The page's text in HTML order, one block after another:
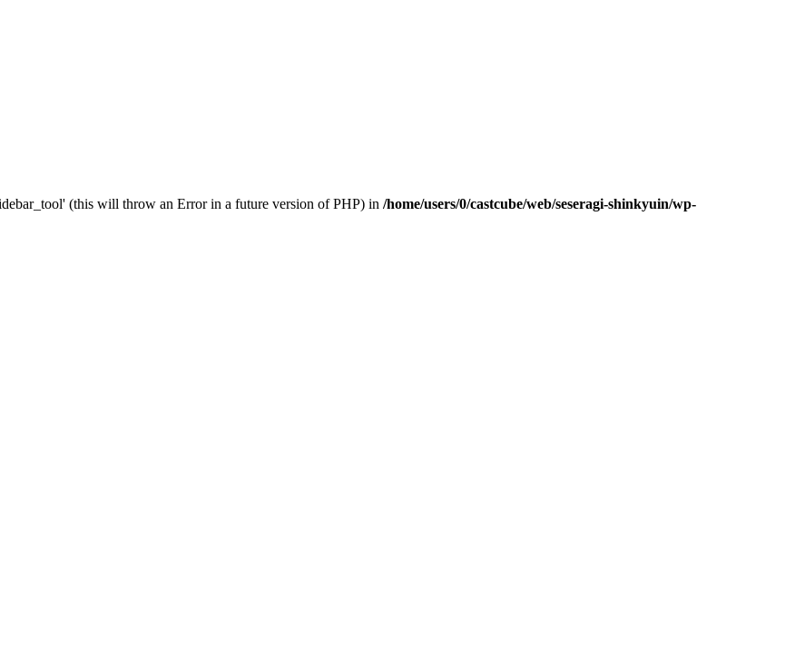
(this will throw an Error in a future version of PHP) in /home/users/0/castcube/web/seseragi-shinkyuin/wp-